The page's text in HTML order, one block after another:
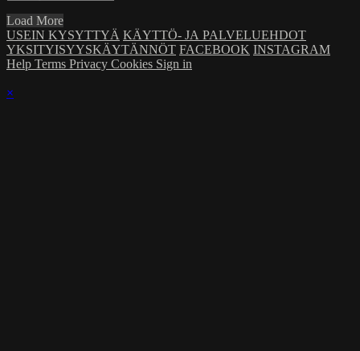
Load More
USEIN KYSYTTYÄ KÄYTTÖ- JA PALVELUEHDOT
YKSITYISYYSKÄYTÄNNÖT FACEBOOK INSTAGRAM
Help Terms Privacy Cookies Sign in
×